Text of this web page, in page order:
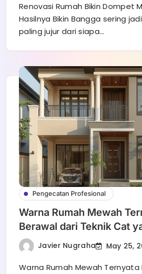
Renovasi Rumah Bikin Dompet
Hasilnya Bikin Bangga sering
paling jujur dari siapa…
Pengecatan Profesional
Warna Rumah Mewah
Berawal dari Teknik Cat
Javier Nugraha May 25,
Warna Rumah Mewah Ternyata